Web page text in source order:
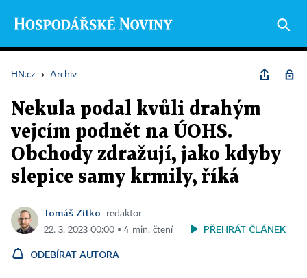
HN.cz › Archiv
Nekula podal kvůli drahým
vejcím podnět na ÚOHS.
Obchody zdražují, jako kdyby
slepice samy krmily, říká
Tomáš Zítko
redaktor
22. 3. 2023 00:00 ▪ 4 min. čtení
PŘEHRÁT ČLÁNEK
ODEBÍRAT AUTORA